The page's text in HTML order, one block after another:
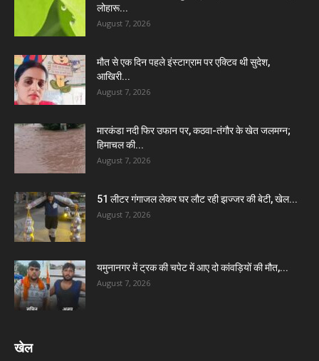
लोहारू...
August 7, 2026
मौत से एक दिन पहले इंस्टाग्राम पर एक्टिव थी सुदेश,
आखिरी...
August 7, 2026
मारकंडा नदी फिर उफान पर, कठवा-तंगौर के खेत जलमग्न;
हिमाचल की...
August 7, 2026
51 लीटर गंगाजल लेकर घर लौट रही झज्जर की बेटी, खेल...
August 7, 2026
यमुनानगर में ट्रक की चपेट में आए दो कांवड़ियों की मौत,...
August 7, 2026
खेल